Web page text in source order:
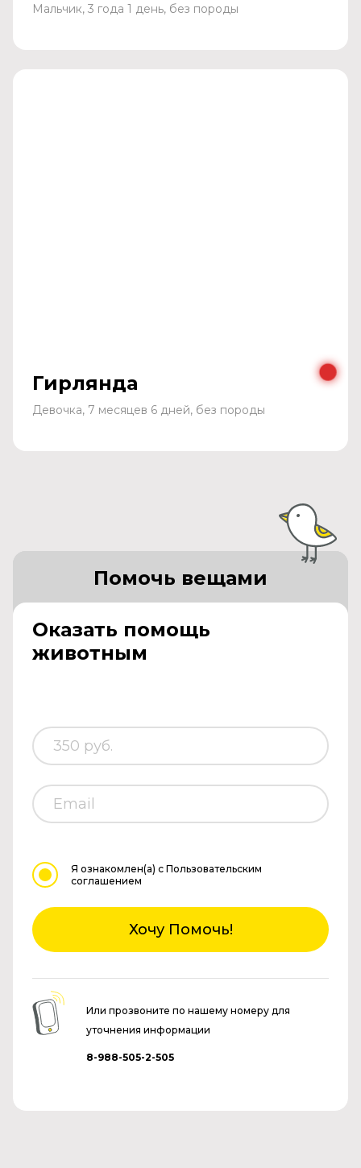
Мальчик, 3 года 1 день, без породы
Гирлянда
Девочка, 7 месяцев 6 дней, без породы
Оказать помощь
животным
Помочь вещами
Я ознакомлен(а) с Пользовательским
соглашением
Хочу Помочь!
Или прозвоните по нашему номеру для
уточнения информации
8-988-505-2-505